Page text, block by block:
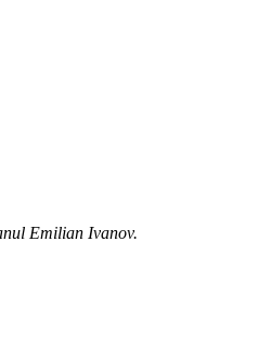
Emilian Ivanov.